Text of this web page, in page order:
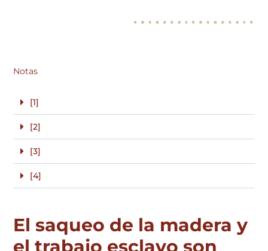
Notas
[1]
[2]
[3]
[4]
El saqueo de la madera y